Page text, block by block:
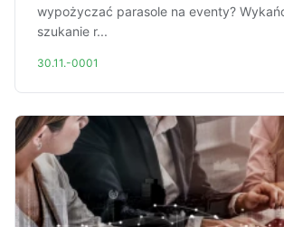
wypożyczać parasole na eventy?
szukanie r...
30.11.-0001